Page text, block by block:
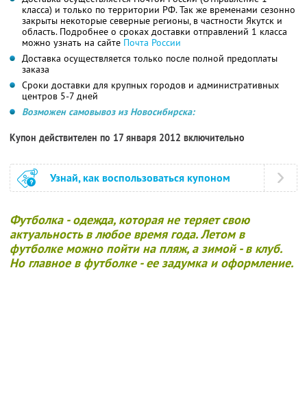
класса) и только по территории РФ. Так же временами сезонно
закрыты некоторые северные регионы, в частности Якутск и
область. Подробнее о сроках доставки отправлений 1 класса
можно узнать на сайте Почта России
Доставка осуществляется только после полной предоплаты
заказа
Сроки доставки для крупных городов и административных
центров 5-7 дней
Возможен самовывоз из Новосибирска:
Купон действителен по 17 января 2012 включительно
Узнай, как воспользоваться купоном
Футболка - одежда, которая не теряет свою
актуальность в любое время года. Летом в
футболке можно пойти на пляж, а зимой - в клуб.
Но главное в футболке - ее задумка и оформление.